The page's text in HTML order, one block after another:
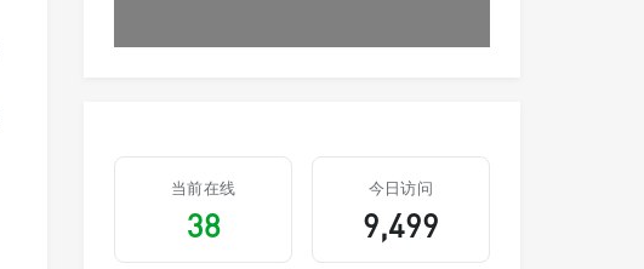
当前在线
38
今日访问
9,499